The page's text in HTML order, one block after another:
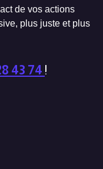
de vos actions
plus juste et plus
43 74 !